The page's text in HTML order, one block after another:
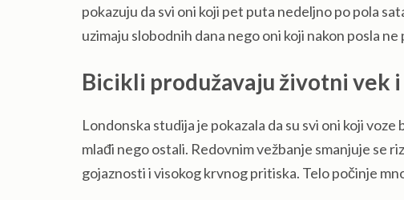
pokazuju da svi oni koji pet puta nedeljno po pola
uzimaju slobodnih dana nego oni koji nakon posla
Bicikli produžavaju životni vek
Londonska studija je pokazala da su svi oni koji
mlađi nego ostali. Redovnim vežbanje smanjuje se
gojaznosti i visokog krvnog pritiska. Telo počinje